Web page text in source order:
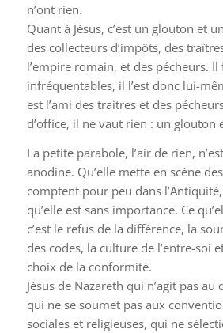
n’ont rien.
Quant à Jésus, c’est un glouton et
des collecteurs d’impôts, des
l’empire romain, et des pécheurs.
infréquentables, il l’est donc lui-
est l’ami des traitres et des
d’office, il ne vaut rien : un glouton
La petite parabole, l’air de rien,
anodine. Qu’elle mette en scène
comptent pour peu dans
qu’elle est sans importance. Ce
c’est le refus de la différence, la
des codes, la culture de l’entre-soi
choix de la conformité.
Jésus de Nazareth qui n’agit pas
qui ne se soumet pas aux
sociales et religieuses, qui ne